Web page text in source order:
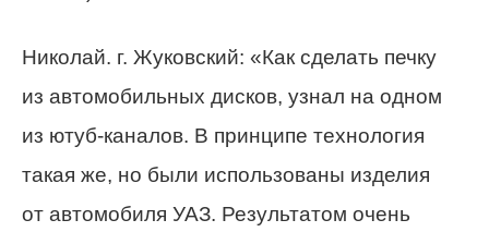
Николай. г. Жуковский: «Как сделать печку
из автомобильных дисков, узнал на одном
из ютуб-каналов. В принципе технология
такая же, но были использованы изделия
от автомобиля УАЗ. Результатом очень